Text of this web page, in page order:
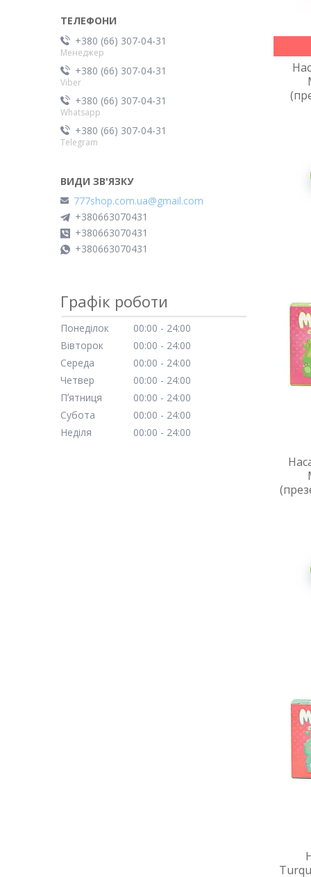
+380 (66) 307-04-31
Менеджер
+380 (66) 307-04-31
Viber
+380 (66) 307-04-31
Whatsapp
+380 (66) 307-04-31
Telegram
777shop.com.ua@gmail.com
+380663070431
+380663070431
+380663070431
Графік роботи
Понеділок 00:00
24:00
Вівторок
00:00
24:00
Середа
00:00
24:00
Четвер
00:00
24:00
Пʼятниця
00:00
24:00
Субота
00:00
24:00
Неділя
00:00 24:00